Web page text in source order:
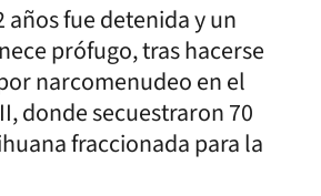
años fue detenida y un
prófugo, tras hacerse
narcomenudeo en el
donde secuestraron 70
fraccionada para la